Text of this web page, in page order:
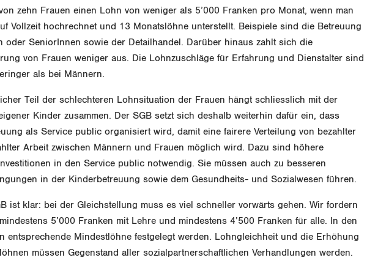
zehn Frauen einen Lohn von weniger als 5’000 Franken pro Monat, wenn man
Vollzeit hochrechnet und 13 Monatslöhne unterstellt. Beispiele sind die Betreuung
oder SeniorInnen sowie der Detailhandel. Darüber hinaus zahlt sich die
von Frauen weniger aus. Die Lohnzuschläge für Erfahrung und Dienstalter sind
als bei Männern.
Teil der schlechteren Lohnsituation der Frauen hängt schliesslich mit der
Kinder zusammen. Der SGB setzt sich deshalb weiterhin dafür ein, dass
als Service public organisiert wird, damit eine fairere Verteilung von bezahlter
Arbeit zwischen Männern und Frauen möglich wird. Dazu sind höhere
in den Service public notwendig. Sie müssen auch zu besseren
in der Kinderbetreuung sowie dem Gesundheits- und Sozialwesen führen.
ist klar: bei der Gleichstellung muss es viel schneller vorwärts gehen. Wir fordern
5’000 Franken mit Lehre und mindestens 4’500 Franken für alle. In den
entsprechende Mindestlöhne festgelegt werden. Lohngleichheit und die Erhöhung
müssen Gegenstand aller sozialpartnerschaftlichen Verhandlungen werden.